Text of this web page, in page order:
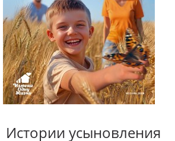
Истории усыновления